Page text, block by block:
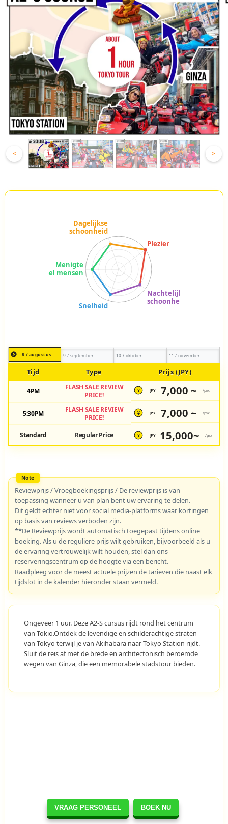
VRAAG PERSONEEL BOEK NU
< >
8 / augustus 9 / september 10 / oktober 11 / november
Tijd Type Prijs (JPY)
4PM
FLASH SALE REVIEW
PRICE!
¥ JPY 7,000 ~ /pax
5:30PM
FLASH SALE REVIEW
PRICE!
¥ JPY 7,000 ~ /pax
Standard Regular Price ¥ JPY 15,000~ /pax
Reviewprijs / Vroegboekingsprijs / De reviewprijs is van
toepassing wanneer u van plan bent uw ervaring te delen.
Dit geldt echter niet voor social media-platforms waar kortingen
op basis van reviews verboden zijn.
**De Reviewprijs wordt automatisch toegepast tijdens online
boeking. Als u de reguliere prijs wilt gebruiken, bijvoorbeeld als u
de ervaring vertrouwelijk wilt houden, stel dan ons
reserveringscentrum op de hoogte via een bericht.
Raadpleeg voor de meest actuele prijzen de tarieven die naast elk
tijdslot in de kalender hieronder staan vermeld.
Ongeveer 1 uur. Deze A2-S cursus rijdt rond het centrum
van Tokio.Ontdek de levendige en schilderachtige straten
van Tokyo terwijl je van Akihabara naar Tokyo Station rijdt.
Sluit de reis af met de brede en architectonisch beroemde
wegen van Ginza, die een memorabele stadstour bieden.